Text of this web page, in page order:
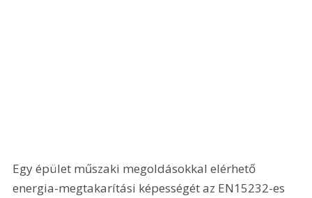
Egy épület műszaki megoldásokkal elérhető
energia-megtakarítási képességét az EN15232-es